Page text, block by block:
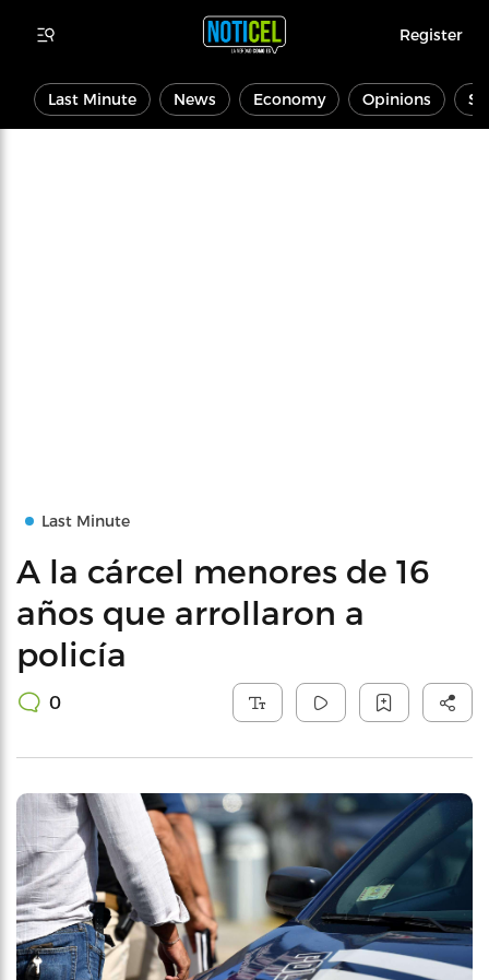
Register
Last Minute News Economy Opinions
Last Minute
A la cárcel menores de 16
años que arrollaron a
policía
0